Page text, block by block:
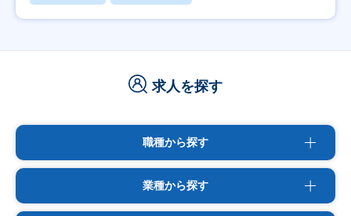
求人を探す
職種から探す
業種から探す